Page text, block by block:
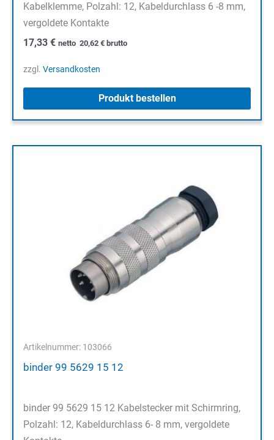
Kabelklemme, Polzahl: 12, Kabeldurchlass 6 -8 mm,
vergoldete Kontakte
17,33 € netto 20,62 € brutto
zzgl. Versandkosten
Produkt bestellen
Artikelnummer: 103066
binder 99 5629 15 12
binder 99 5629 15 12 Kabelstecker mit Schirmring,
Polzahl: 12, Kabeldurchlass 6- 8 mm, vergoldete